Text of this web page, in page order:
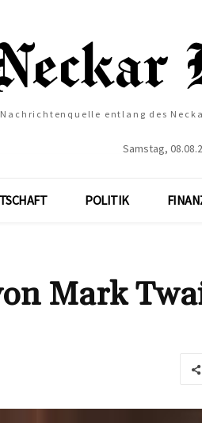
entlang des
Samstag,
POLITIK
Mark